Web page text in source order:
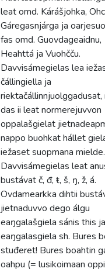
leat omd. Kárášjohka,
Gáregasnjárga ja
fas omd. Guovdageaidnu,
Heahttá ja Vuohčču.
Davvisámegielas lea
čállingiella ja
riektačállinnjuolggadusat,
das ii leat normerejuvvon
oppalašgielat
nappo buohkat hállet
iežaset suopmana mielde.
Davvisámegielas leat
bustávat č, đ, ŧ, š, ŋ, ž, á.
Ovdamearkka dihtii
jietnaduvvo dego álgu
eaŋgalašgiela sánis this
eaŋgalasgiela sh. Bures
stuđeret! Bures boahtin
oahpu (= lusikoimaan